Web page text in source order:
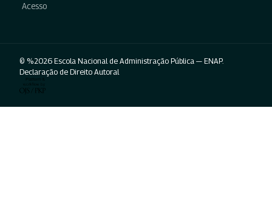
Acesso
© %2026 Escola Nacional de Administração Pública — ENAP.
Declaração de Direito Autoral